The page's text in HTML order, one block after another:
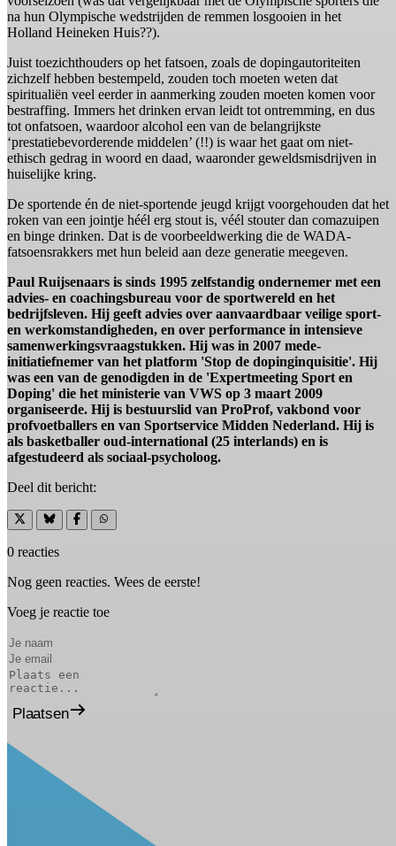
na hun Olympische wedstrijden de remmen losgooien in het
Holland Heineken Huis??).
Juist toezichthouders op het fatsoen, zoals de dopingautoriteiten
zichzelf hebben bestempeld, zouden toch moeten weten dat
spiritualiën veel eerder in aanmerking zouden moeten komen voor
bestraffing. Immers het drinken ervan leidt tot ontremming, en dus
tot onfatsoen, waardoor alcohol een van de belangrijkste
‘prestatiebevorderende middelen’ (!!) is waar het gaat om niet-
ethisch gedrag in woord en daad, waaronder geweldsmisdrijven in
huiselijke kring.
De sportende én de niet-sportende jeugd krijgt voorgehouden dat het
roken van een jointje héél erg stout is, véél stouter dan comazuipen
en binge drinken. Dat is de voorbeeldwerking die de WADA-
fatsoensrakkers met hun beleid aan deze generatie meegeven.
Paul Ruijsenaars is sinds 1995 zelfstandig ondernemer met een
advies- en coachingsbureau voor de sportwereld en het
bedrijfsleven. Hij geeft advies over aanvaardbaar veilige sport-
en werkomstandigheden, en over performance in intensieve
samenwerkingsvraagstukken. Hij was in 2007 mede-
initiatiefnemer van het platform 'Stop de dopinginquisitie'. Hij
was een van de genodigden in de 'Expertmeeting Sport en
Doping' die het ministerie van VWS op 3 maart 2009
organiseerde. Hij is bestuurslid van ProProf, vakbond voor
profvoetballers en van Sportservice Midden Nederland. Hij is
als basketballer oud-international (25 interlands) en is
afgestudeerd als sociaal-psycholoog.
Deel dit bericht:
0 reacties
Nog geen reacties. Wees de eerste!
Voeg je reactie toe
Plaatsen